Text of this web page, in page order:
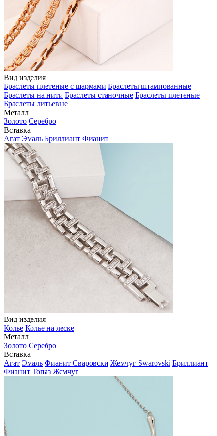
Вид изделия
Браслеты плетеные с шармами Браслеты штампованные
Браслеты на нити Браслеты станочные Браслеты плетеные
Браслеты литьевые
Металл
Золото Серебро
Вставка
Агат Эмаль Бриллиант Фианит
Вид изделия
Колье Колье на леске
Металл
Золото Серебро
Вставка
Агат Эмаль Фианит Сваровски Жемчуг Swarovski Бриллиант
Фианит Топаз Жемчуг